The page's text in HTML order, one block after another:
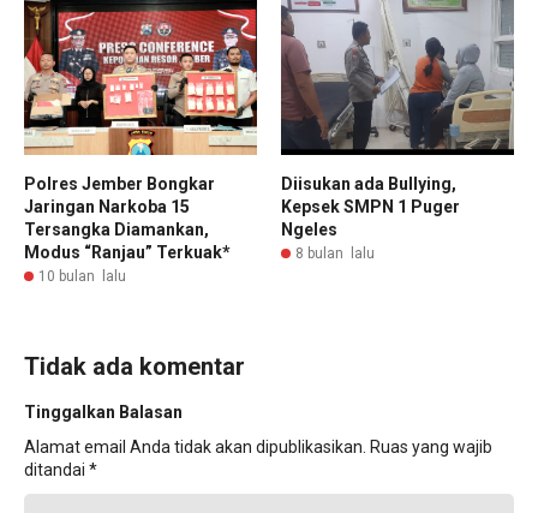
Polres Jember Bongkar
Jaringan Narkoba 15
Tersangka Diamankan,
Modus “Ranjau” Terkuak*
10 bulan lalu
Diisukan ada Bullying,
Kepsek SMPN 1 Puger
Ngeles
8 bulan lalu
Tidak ada komentar
Tinggalkan Balasan
Alamat email Anda tidak akan dipublikasikan. Ruas yang wajib
ditandai *